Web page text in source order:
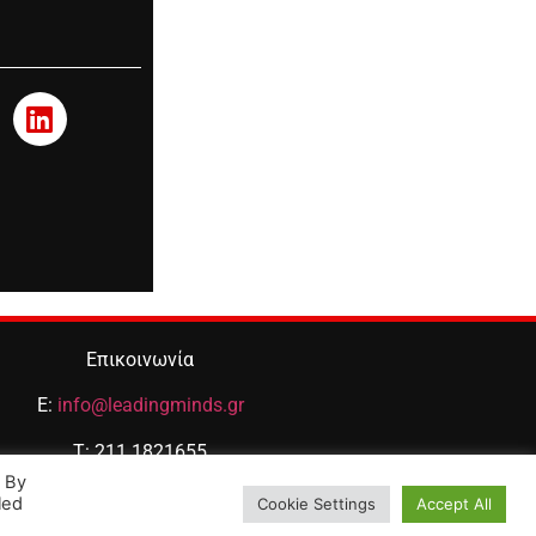
Επικοινωνία
E: info@leadingminds.gr
T: 211 1821655
By
Cookie Settings Accept All